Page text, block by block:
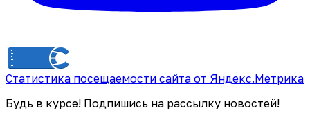
Статистика посещаемости сайта от Яндекс.Метрика
Будь в курсе! Подпишись на рассылку новостей!